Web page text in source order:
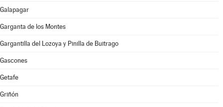
Galapagar
Garganta de los Montes
Gargantilla del Lozoya y Pinilla de Buitrago
Gascones
Getafe
Griñón